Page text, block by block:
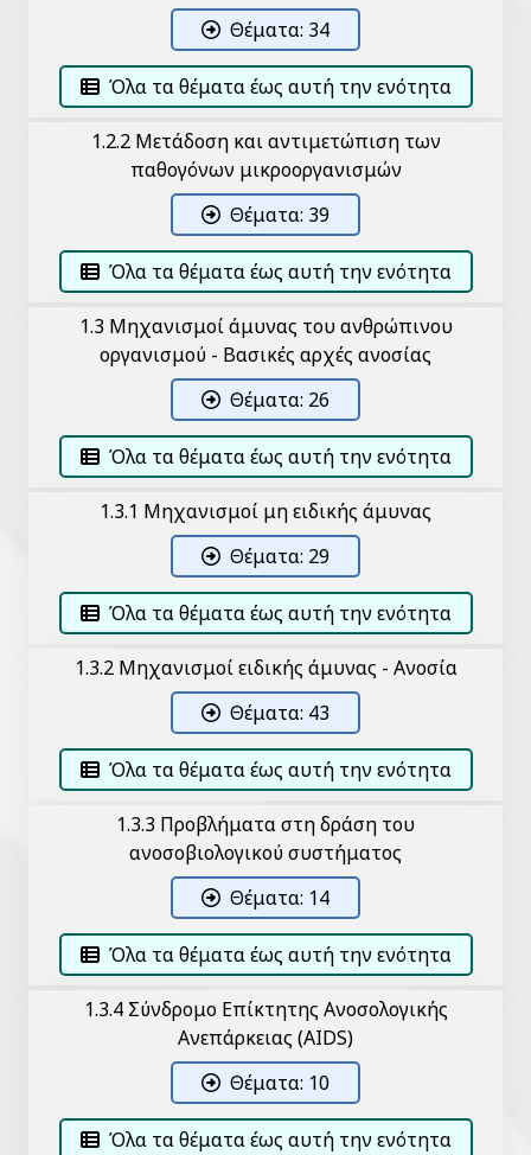
Θέματα: 34
Όλα τα θέματα έως αυτή την ενότητα
1.2.2 Μετάδοση και αντιμετώπιση των
παθογόνων μικροοργανισμών
Θέματα: 39
Όλα τα θέματα έως αυτή την ενότητα
1.3 Μηχανισμοί άμυνας του ανθρώπινου
οργανισμού - Βασικές αρχές ανοσίας
Θέματα: 26
Όλα τα θέματα έως αυτή την ενότητα
1.3.1 Μηχανισμοί μη ειδικής άμυνας
Θέματα: 29
Όλα τα θέματα έως αυτή την ενότητα
1.3.2 Μηχανισμοί ειδικής άμυνας - Ανοσία
Θέματα: 43
Όλα τα θέματα έως αυτή την ενότητα
1.3.3 Προβλήματα στη δράση του
ανοσοβιολογικού συστήματος
Θέματα: 14
Όλα τα θέματα έως αυτή την ενότητα
1.3.4 Σύνδρομο Επίκτητης Ανοσολογικής
Ανεπάρκειας (AIDS)
Θέματα: 10
Όλα τα θέματα έως αυτή την ενότητα